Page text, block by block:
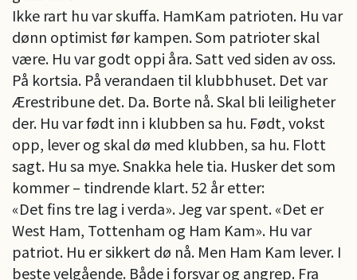
Ikke rart hu var skuffa. HamKam patrioten. Hu var
dønn optimist før kampen. Som patrioter skal
være. Hu var godt oppi åra. Satt ved siden av oss.
På kortsia. På verandaen til klubbhuset. Det var
Ærestribune det. Da. Borte nå. Skal bli leiligheter
der. Hu var født inn i klubben sa hu. Født, vokst
opp, lever og skal dø med klubben, sa hu. Flott
sagt. Hu sa mye. Snakka hele tia. Husker det som
kommer – tindrende klart. 52 år etter:
«Det fins tre lag i verda». Jeg var spent. «Det er
West Ham, Tottenham og Ham Kam». Hu var
patriot. Hu er sikkert dø nå. Men Ham Kam lever. I
beste velgående. Både i forsvar og angrep. Fra